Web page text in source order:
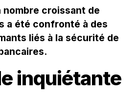
nombre croissant de
a été confronté à des
liés à la sécurité de
inquiétante